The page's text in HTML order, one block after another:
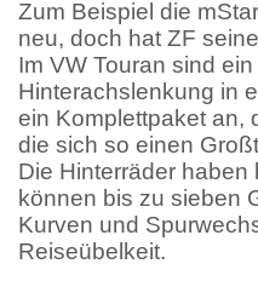
Zum Beispiel die
neu, doch hat ZF
Im VW Touran sind
Hinterachslenkung in
ein Komplettpaket an,
die sich so einen
Die Hinterräder
können bis zu sieben
Kurven und
Reiseübelkeit.